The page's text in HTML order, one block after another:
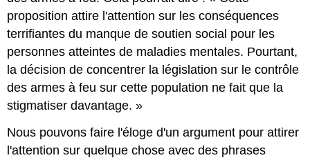
proposition attire l'attention sur les conséquences
terrifiantes du manque de soutien social pour les
personnes atteintes de maladies mentales. Pourtant,
la décision de concentrer la législation sur le contrôle
des armes à feu sur cette population ne fait que la
stigmatiser davantage. »
Nous pouvons faire l'éloge d'un argument pour attirer
l'attention sur quelque chose avec des phrases